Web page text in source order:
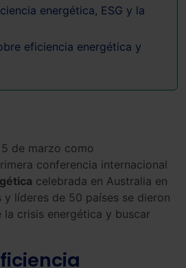
energética, ESG y la
eficiencia energética y
de marzo como
conferencia internacional
celebrada en Australia en
líderes de 50 países se dieron
crisis energética y buscar